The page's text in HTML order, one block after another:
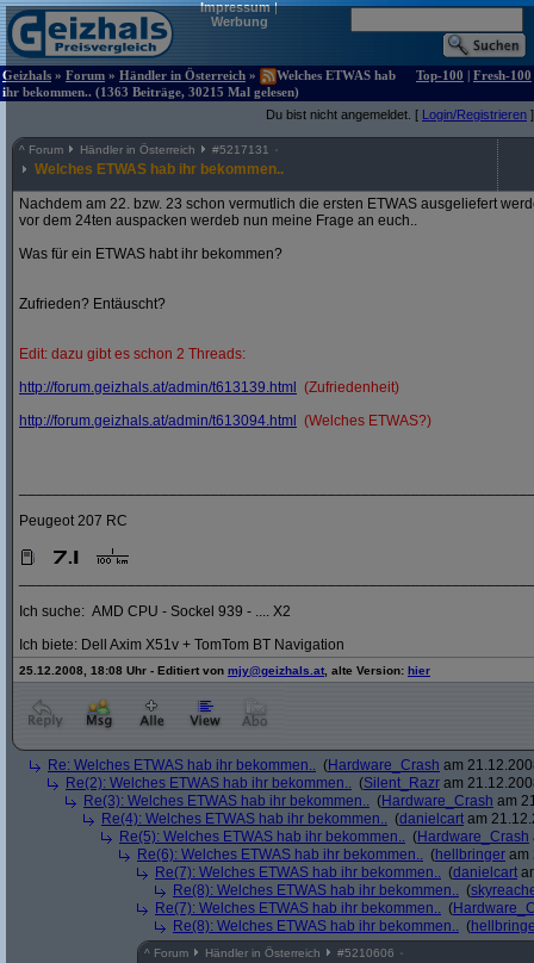
Impressum|
Werbung
Geizhals » Forum » Händler in Österreich »
Welches ETWAS hab
ihr bekommen.. (1363 Beiträge, 30215 Mal gelesen)
Top-100 | Fresh-100
Du bist nicht angemeldet. [ Login/Registrieren ]
^ Forum Händler in Österreich #5217131
Welches ETWAS hab ihr bekommen..
Nachdem am 22. bzw. 23 schon vermutlich die ersten ETWAS ausgeliefert
vor dem 24ten auspacken werdeb nun meine Frage an euch..
Was für ein ETWAS habt ihr bekommen?
Zufrieden? Entäuscht?
Edit: dazu gibt es schon 2 Threads:
http://forum.geizhals.at/admin/t613139.html
(Zufriedenheit)
http://forum.geizhals.at/admin/t613094.html (Welches ETWAS?)
Peugeot 207 RC
Ich suche: AMD CPU - Sockel 939 - .... X2
Ich biete: Dell Axim X51v + TomTom BT Navigation
25.12.2008, 18:08 Uhr - Editiert von mjy@geizhals.at , alte Version: hier
Re: Welches ETWAS hab ihr bekommen.. (Hardware_Crash am
Re(2): Welches ETWAS hab ihr bekommen.. (Silent_Razr am
Re(3): Welches ETWAS hab ihr bekommen.. (Hardware_Crash am
Re(4): Welches ETWAS hab ihr bekommen.. (danielcart am
Re(5): Welches ETWAS hab ihr bekommen.. (Hardware_Crash
Re(6): Welches ETWAS hab ihr bekommen.. (hellbringer am
Re(7): Welches ETWAS hab ihr bekommen.. (danielcart
Re(8): Welches ETWAS hab ihr bekommen.. (
Re(7): Welches ETWAS hab ihr bekommen.. (
Re(8): Welches ETWAS hab ihr bekommen.. (
^ Forum Händler in Österreich #5210606